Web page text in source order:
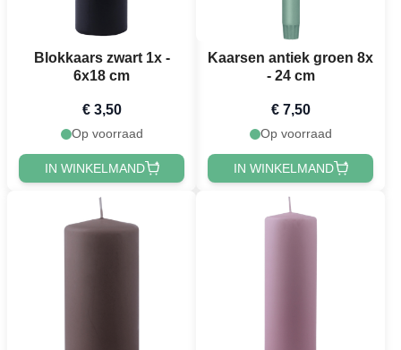
Blokkaars zwart 1x -
6x18 cm
€ 3,50
Op voorraad
IN WINKELMAND
Kaarsen antiek groen 8x
- 24 cm
€ 7,50
Op voorraad
IN WINKELMAND